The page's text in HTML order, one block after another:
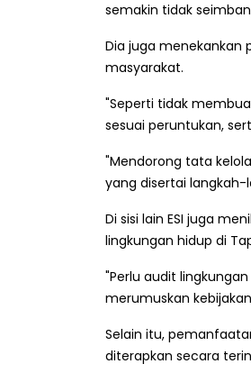
semakin tidak
Dia juga menekankan
masyarakat.
"Seperti tidak
sesuai peruntukan,
"Mendorong tata
yang disertai
Di sisi lain ESI juga
lingkungan hidup di
"Perlu audit
merumuskan
Selain itu,
diterapkan secara